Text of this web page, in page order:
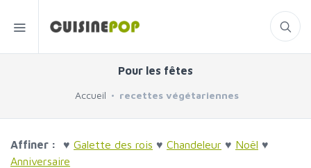
Pour les fêtes
Accueil recettes végétariennes
Affiner : ♥ Galette des rois ♥ Chandeleur ♥ Noël ♥
Anniversaire